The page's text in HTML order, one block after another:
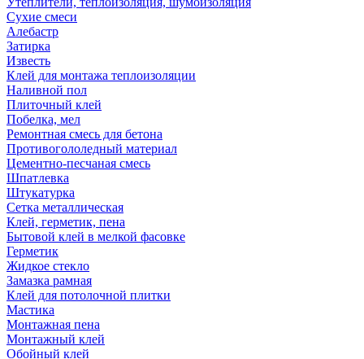
Сухие смеси
Алебастр
Затирка
Известь
Клей для монтажа теплоизоляции
Наливной пол
Плиточный клей
Побелка, мел
Ремонтная смесь для бетона
Противогололедный материал
Цементно-песчаная смесь
Шпатлевка
Штукатурка
Сетка металлическая
Клей, герметик, пена
Бытовой клей в мелкой фасовке
Герметик
Жидкое стекло
Замазка рамная
Клей для потолочной плитки
Мастика
Монтажная пена
Монтажный клей
Обойный клей